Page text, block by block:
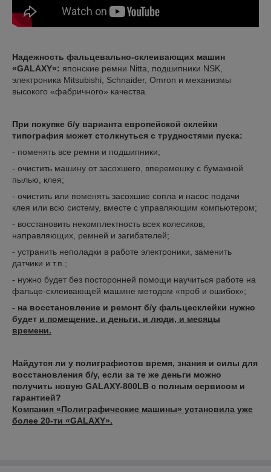
Надежность фальцевально-склеивающих машин
«GALAXY»: японские ремни Nitta, подшипники NSK,
электроника Mitsubishi, Schnaider, Omron и механизмы
высокого «фабричного» качества.
При покупке б/у варианта европейской склейки
типография может столкнуться с трудностями пуска:
- поменять все ремни и подшипники;
- очистить машину от засохшего, вперемешку с бумажной
пылью, клея;
- очистить или поменять засохшие сопла и насос подачи
клея или всю систему, вместе с управляющим компьютером;
- восстановить некомплектность всех колесиков,
направляющих, ремней и загибателей;
- устранить неполадки в работе электроники, заменить
датчики и т.п.;
- нужно будет без посторонней помощи научиться работе на
фальце-склеивающей машине методом «проб и ошибок»;
- на восстановление и ремонт б/у фальцесклейки нужно
будет и помещение, и деньги, и люди, и месяцы
времени.
Найдутся ли у полиграфистов время, знания и силы для
восстановления б/у, если за те же деньги можно
получить новую GALAXY-800LB с полным сервисом и
гарантией?
Компания «Полиграфические машины» установила уже
более 20-ти «GALAXY».